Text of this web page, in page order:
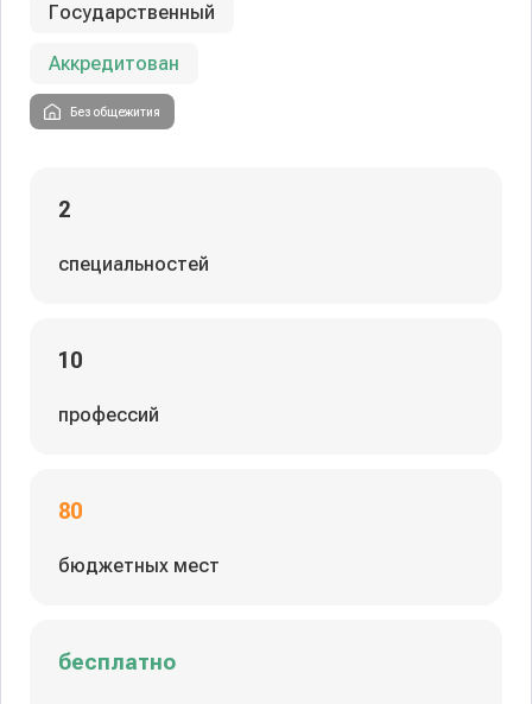
Государственный
Аккредитован
Без общежития
2
специальностей
10
профессий
80
бюджетных мест
бесплатно